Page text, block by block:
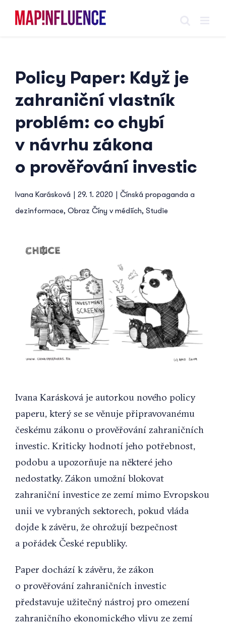
Skip
Policy Paper: Když je
zahraniční vlastník
problém: co chybí
v návrhu zákona
o prověřování investic
Ivana Karásková | 29. 1. 2020 | Čínská propaganda a
dezinformace, Obraz Číny v médiích, Studie
View
Ivana Karásková je autorkou nového policy
paperu, který se se věnuje připravovanému
českému zákonu o prověřování zahraničních
investic. Kriticky hodnotí jeho potřebnost,
podobu a upozorňuje na některé jeho
nedostatky. Zákon umožní blokovat
zahraniční investice ze zemí mimo Evropskou
unii ve vybraných sektorech, pokud vláda
dojde k závěru, že ohrožují bezpečnost
a pořádek České republiky.
Paper dochází k závěru, že zákon
o prověřování zahraničních investic
představuje užitečný nástroj pro omezení
zahraničního ekonomického vlivu ze zemí